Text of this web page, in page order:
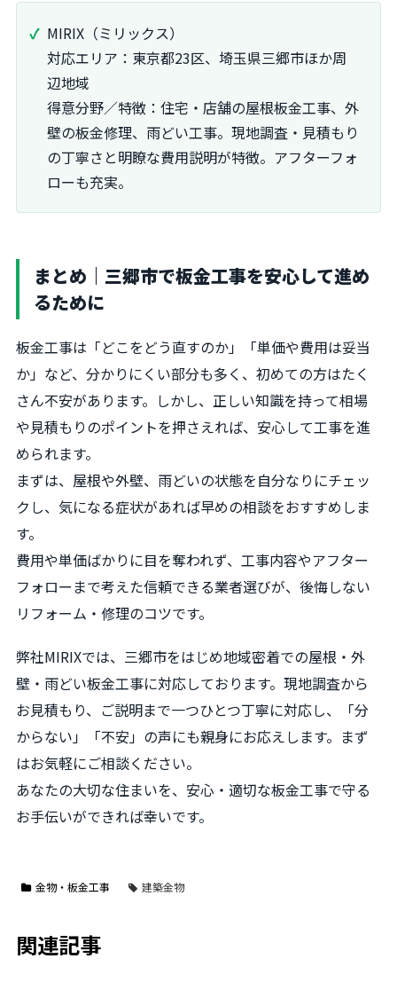
MIRIX（ミリックス）
対応エリア：東京都23区、埼玉県三郷市ほか周
辺地域
得意分野／特徴：住宅・店舗の屋根板金工事、外
壁の板金修理、雨どい工事。現地調査・見積もり
の丁寧さと明瞭な費用説明が特徴。アフターフォ
ローも充実。
まとめ｜三郷市で板金工事を安心して進め
るために
板金工事は「どこをどう直すのか」「単価や費用は妥当
か」など、分かりにくい部分も多く、初めての方はたく
さん不安があります。しかし、正しい知識を持って相場
や見積もりのポイントを押さえれば、安心して工事を進
められます。
まずは、屋根や外壁、雨どいの状態を自分なりにチェッ
クし、気になる症状があれば早めの相談をおすすめしま
す。
費用や単価ばかりに目を奪われず、工事内容やアフター
フォローまで考えた信頼できる業者選びが、後悔しない
リフォーム・修理のコツです。
弊社MIRIXでは、三郷市をはじめ地域密着での屋根・外
壁・雨どい板金工事に対応しております。現地調査から
お見積もり、ご説明まで一つひとつ丁寧に対応し、「分
からない」「不安」の声にも親身にお応えします。まず
はお気軽にご相談ください。
あなたの大切な住まいを、安心・適切な板金工事で守る
お手伝いができれば幸いです。
金物・板金工事 建築金物
関連記事